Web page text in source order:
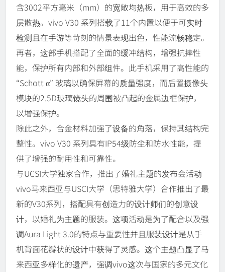
含3002平方毫米（mm）的宽敞均热板，用于高效的多
层散热。vivo V30 系列搭载了11个内置以便于可实时
检测且在手游等苛刻的情景表现出色，性能流畅稳定。
再者，这部手机搭配了全面的缓冲结构，增强抗摔性
能，保护所有内部和外部组件。此手机采用了高性能的
“Schott α” 玻璃以确保屏幕的质量强度，而后置摄像头
模块的2.5D玻璃镜头的周围被凸起的金属边框保护，
以增强保护。
除此之外，合金材料加强了设备的角落，保持其结构完
整性。vivo V30 系列具有IP54级防尘和防水性能，提
供了增强的耐用性和可靠性。
与UCSI大学独家合作，推出了婚礼主题的发布会活动
vivo马来西亚与USCI大学（思特雅大学）合作推出了最
新的V30系列，搭配具有创造力的设计师们的创意设
计，以婚礼为主题的服装。这项活动是为了配合以及强
调Aura Light 3.0的特点与重要性并且服装设计是从手
机背面花瓣状的设计中获得了灵感。这个主题凸显了马
来西亚多样化的遗产，强调vivo这次与国家的多元文化